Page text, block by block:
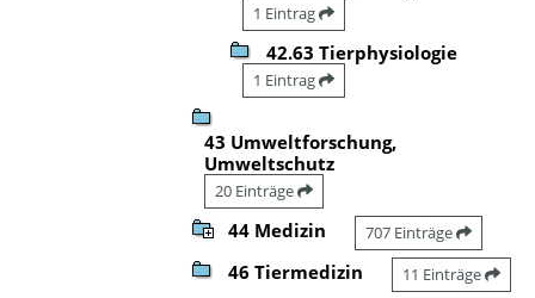
1 Eintrag
42.63 Tierphysiologie
1 Eintrag
43 Umweltforschung,
Umweltschutz
20 Einträge
44 Medizin 707 Einträge
46 Tiermedizin 11 Einträge